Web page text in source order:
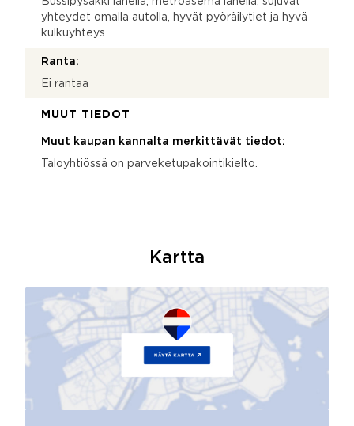
yhteydet omalla autolla, hyvät pyöräilytiet ja hyvä
kulkuyhteys
Ranta:
Ei rantaa
MUUT TIEDOT
Muut kaupan kannalta merkittävät tiedot:
Taloyhtiössä on parveketupakointikielto.
Kartta